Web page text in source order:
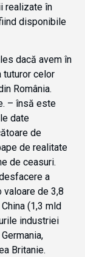
realizate în
disponibile
dacă avem în
tuturor celor
România.
– însă este
date
de
de realitate
de ceasuri.
a
de 3,8
(1,3 mld
industriei
Britanie.